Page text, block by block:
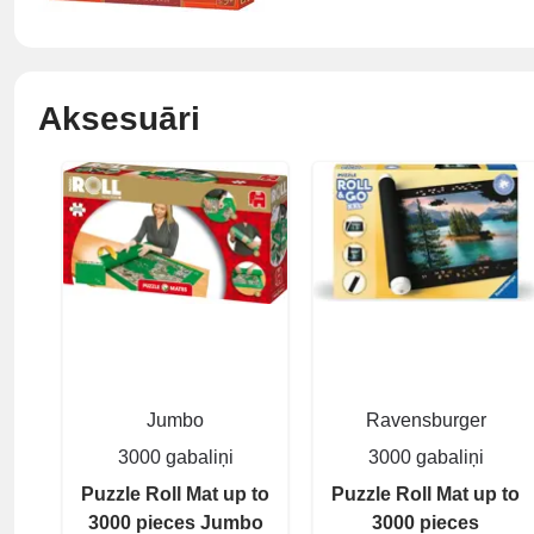
Aksesuāri
Jumbo
3000 gabaliņi
Puzzle Roll Mat up to
3000 pieces Jumbo
Ravensburger
3000 gabaliņi
Puzzle Roll Mat up to
3000 pieces